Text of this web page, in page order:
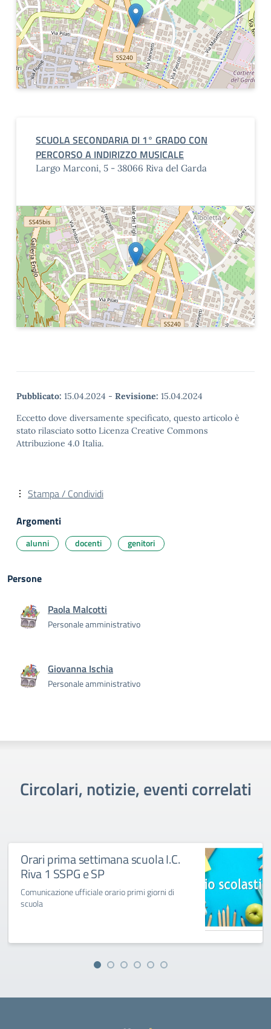
SCUOLA SECONDARIA DI 1° GRADO CON
PERCORSO A INDIRIZZO MUSICALE
Largo Marconi, 5 - 38066 Riva del Garda
Pubblicato: 15.04.2024 - Revisione: 15.04.2024
Eccetto dove diversamente specificato, questo articolo è
stato rilasciato sotto Licenza Creative Commons
Attribuzione 4.0 Italia.
Stampa / Condividi
Argomenti
alunni docenti genitori
Persone
Paola Malcotti
Personale amministrativo
Giovanna Ischia
Personale amministrativo
Circolari, notizie, eventi correlati
Orari prima settimana scuola I.C.
Riva 1 SSPG e SP
Comunicazione ufficiale orario primi giorni di
scuola